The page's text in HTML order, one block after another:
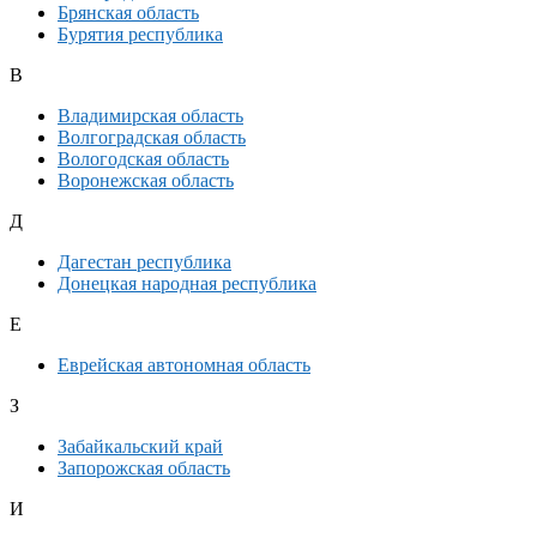
Брянская область
Бурятия республика
В
Владимирская область
Волгоградская область
Вологодская область
Воронежская область
Д
Дагестан республика
Донецкая народная республика
Е
Еврейская автономная область
З
Забайкальский край
Запорожская область
И